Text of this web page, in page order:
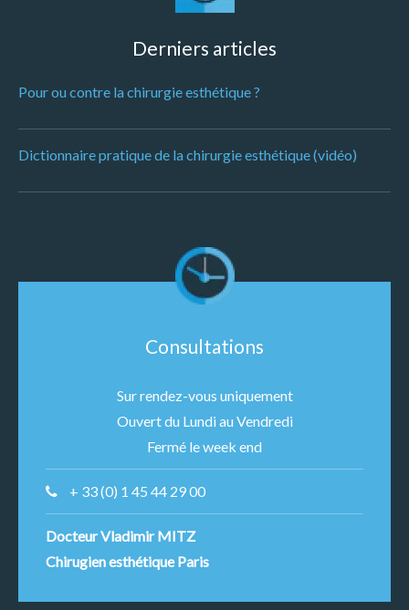
Derniers articles
Pour ou contre la chirurgie esthétique ?
Dictionnaire pratique de la chirurgie esthétique (vidéo)
Consultations
Sur rendez-vous uniquement
Ouvert du Lundi au Vendredi
Fermé le week end
+ 33 (0) 1 45 44 29 00
Docteur Vladimir MITZ
Chirugien esthétique Paris